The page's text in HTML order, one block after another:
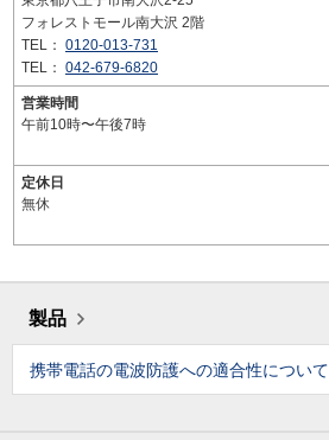
フォレストモール南大沢 2階
TEL： 0120-013-731
TEL： 042-679-6820
営業時間
午前10時〜午後7時
定休日
無休
製品
携帯電話の電波防護への適合性について